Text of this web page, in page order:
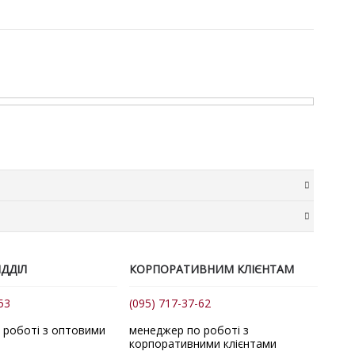
у розмірі 20 грн + 2% від суми замовлення. Комісія
замовлень відбувається за тарифами перевізника
доставки розраховується нашим менеджером
з оптовими
КОРПОРАТИВНИМ КЛІЄНТАМ
(095) 717-37-62
менеджер по роботі з
корпоративними клієнтами